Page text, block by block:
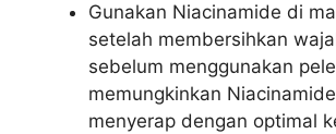
Gunakan Niacinamide di
setelah membersihkan
sebelum menggunakan
memungkinkan
menyerap dengan optimal